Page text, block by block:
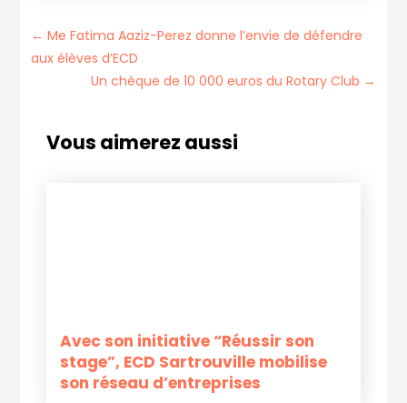
← Me Fatima Aaziz-Perez donne l’envie de défendre
aux élèves d’ECD
Un chèque de 10 000 euros du Rotary Club →
Vous aimerez aussi
Avec son initiative “Réussir son
stage”, ECD Sartrouville mobilise
son réseau d’entreprises